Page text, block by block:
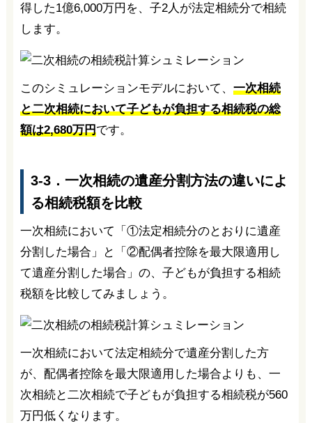
得した1億6,000万円を、子2人が法定相続分で相続
します。
このシミュレーションモデルにおいて、 一次相続
と二次相続において子どもが負担する相続税の総
額は2,680万円です。
3-3．一次相続の遺産分割方法の違いによ
る相続税額を比較
一次相続において「①法定相続分のとおりに遺産
分割した場合」と「②配偶者控除を最大限適用し
て遺産分割した場合」の、子どもが負担する相続
税額を比較してみましょう。
一次相続において法定相続分で遺産分割した方
が、配偶者控除を最大限適用した場合よりも、一
次相続と二次相続で子どもが負担する相続税が560
万円低くなります。